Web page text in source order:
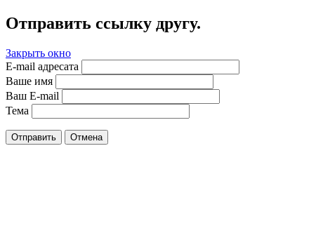
Отправить ссылку другу.
Закрыть окно
E-mail адресата
Ваше имя
Ваш E-mail
Тема
Отправить Отмена